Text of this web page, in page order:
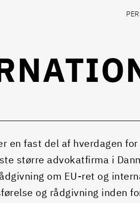
en fast del af hverdagen
større advokatfirma i
om EU-ret og
og rådgivning inden